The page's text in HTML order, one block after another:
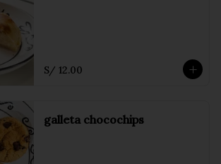
S/ 12.00
galleta chocochips